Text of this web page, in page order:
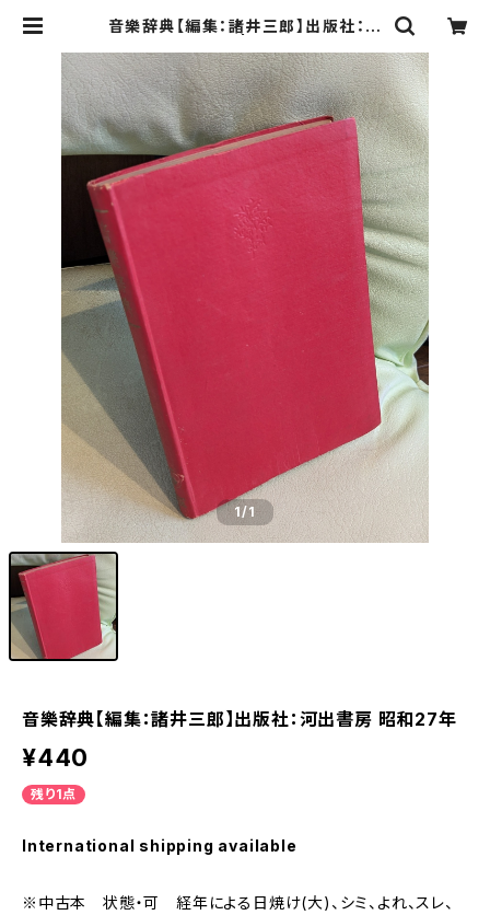
音樂辞典【編集：諸井三郎】出版社：河
llective
1/1
音樂辞典【編集：諸井三郎】出版社：河出書房 昭和27年
¥440
残り1点
International shipping available
※中古本 状態・可 経年による日焼け(大)、シミ、よれ、スレ、